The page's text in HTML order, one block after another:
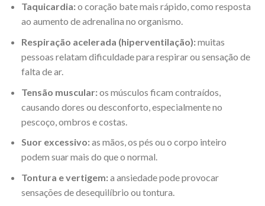
Taquicardia:o coração bate mais rápido, como resposta
ao aumento de adrenalina no organismo.
Respiração acelerada (hiperventilação):muitas
pessoas relatam dificuldade para respirar ou sensação de
falta de ar.
Tensão muscular:os músculos ficam contraídos,
causando dores ou desconforto, especialmente no
pescoço, ombros e costas.
Suor excessivo:as mãos, os pés ou o corpo inteiro
podem suar mais do que o normal.
Tontura e vertigem:a ansiedade pode provocar
sensações de desequilíbrio ou tontura.